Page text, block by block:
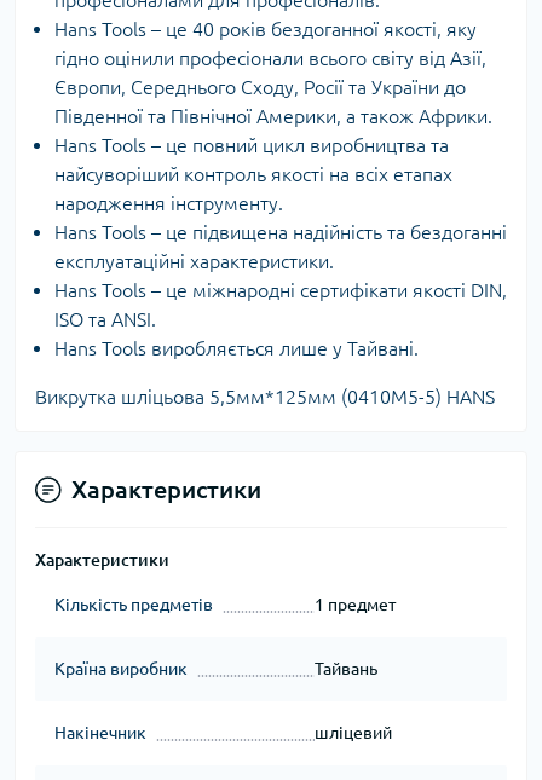
Hans Tools – це 40 років бездоганної якості, яку
гідно оцінили професіонали всього світу від Азії,
Європи, Середнього Сходу, Росії та України до
Південної та Північної Америки, а також Африки.
Hans Tools – це повний цикл виробництва та
найсуворіший контроль якості на всіх етапах
народження інструменту.
Hans Tools – це підвищена надійність та бездоганні
експлуатаційні характеристики.
Hans Tools – це міжнародні сертифікати якості DIN,
ISO та ANSI.
Hans Tools виробляється лише у Тайвані.
Викрутка шліцьова 5,5мм*125мм (0410M5-5) HANS
Характеристики
Характеристики
Кількість предметів 1 предмет
Країна виробник Тайвань
Накінечник шліцевий